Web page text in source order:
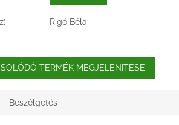
Rigó Béla
TERMÉK MEGJELENÍTÉSE
Beszélgetés